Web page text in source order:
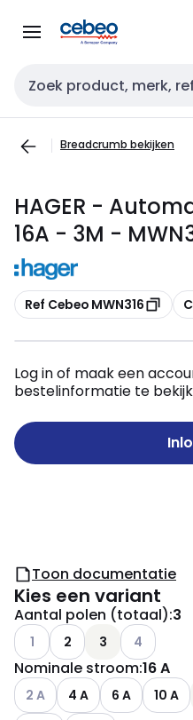
naar
naar
Zoekveld invoer
Breadcrumb bekijken
HAGER -
16A - 3M -
Kopiëren
Ref Cebeo MWN316
Log in of maak een
bestelinformatie te
Toon documentatie
Kies een variant
Aantal polen (totaal):3
Andere varianten (Huidige
1 2 3 Andere
4
Nominale stroom:16 A
Andere varianten (Huidige
2 A 4 A 6 A 10 A